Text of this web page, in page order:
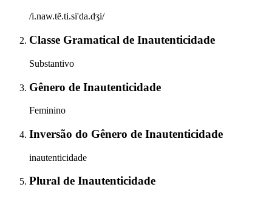
/i.naw.tẽ.ti.si'da.dʒi/
Classe Gramatical de Inautenticidade
Substantivo
Gênero de Inautenticidade
Feminino
Inversão do Gênero de Inautenticidade
inautenticidade
Plural de Inautenticidade